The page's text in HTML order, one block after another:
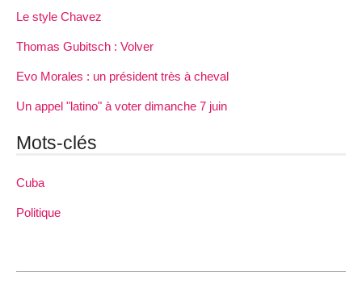
Le style Chavez
Thomas Gubitsch : Volver
Evo Morales : un président très à cheval
Un appel "latino" à voter dimanche 7 juin
Mots-clés
Cuba
Politique